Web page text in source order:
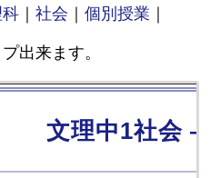
｜社会 ｜個別授業 ｜
出来ます。
文理中1社会